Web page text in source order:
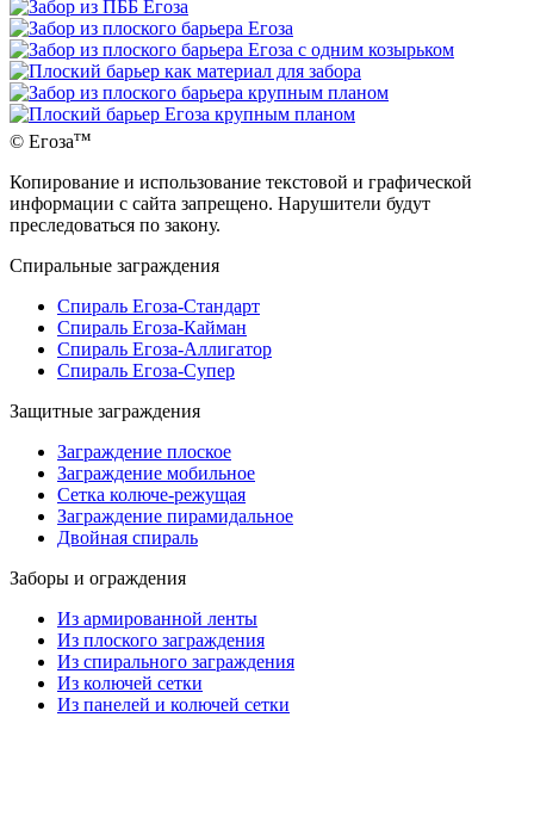
© Егозатм
Копирование и использование текстовой и графической
информации с сайта запрещено. Нарушители будут
преследоваться по закону.
Спиральные заграждения
Спираль Егоза-Стандарт
Спираль Егоза-Кайман
Спираль Егоза-Аллигатор
Спираль Егоза-Супер
Защитные заграждения
Заграждение плоское
Заграждение мобильное
Сетка колюче-режущая
Заграждение пирамидальное
Двойная спираль
Заборы и ограждения
Из армированной ленты
Из плоского заграждения
Из спирального заграждения
Из колючей сетки
Из панелей и колючей сетки